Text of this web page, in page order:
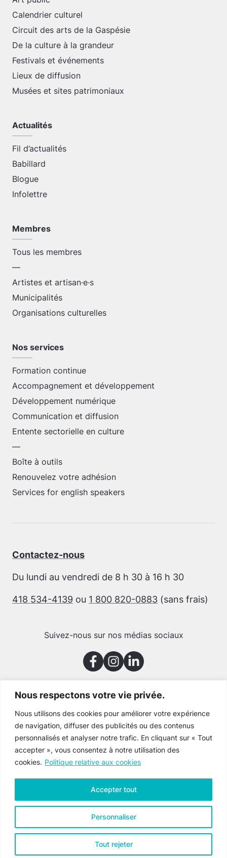
Nous respectons votre vie privée.
Nous utilisons des cookies pour améliorer votre expérience
de navigation, diffuser des publicités ou des contenus
personnalisés et analyser notre trafic. En cliquant sur « Tout
accepter », vous consentez à notre utilisation des
cookies. Politique relative aux cookies
Personnaliser
Tout rejeter
Accepter tout
Calendrier culturel
Circuit des arts de la Gaspésie
De la culture à la grandeur
Festivals et événements
Lieux de diffusion
Musées et sites patrimoniaux
Actualités
Fil d’actualités
Babillard
Blogue
Infolettre
Membres
Tous les membres
—
Artistes et artisan·e·s
Municipalités
Organisations culturelles
Nos services
Formation continue
Accompagnement et développement
Développement numérique
Communication et diffusion
Entente sectorielle en culture
—
Boîte à outils
Renouvelez votre adhésion
Services for english speakers
Contactez-nous
Du lundi au vendredi de 8 h 30 à 16 h 30
418 534-4139 ou 1 800 820-0883 (sans frais)
Suivez-nous sur nos médias sociaux
Merci à nos partenaires
Culture Gaspésie © 2026 Tous droits réservés